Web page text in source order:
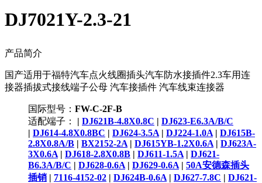
DJ7021Y-2.3-21
产品简介
国产适用于福特汽车点火线圈插头汽车防水接插件2.3车用连
接器插拔式接线端子公母 汽车接插件 汽车线束连接器
国际型号： FW-C-2F-B
适配端子：
| DJ621B-4.8X0.8C | DJ623-E6.3A/B/C
| DJ614-4.8X0.8BC | DJ624-3.5A | DJ224-1.0A | DJ615B-
2.8X0.8A/B | BX2152-2A | DJ615YB-1.2X0.6A | DJ623A-
3X0.6A | DJ618-2.8X0.8B | DJ611-1.5A | DJ621-
B6.3A/B/C | DJ628-0.6A | DJ629-0.6A | 50A安德森插头
插销 | 7116-4152-02 | DJ624B-0.6A | DJ627-7.8C | DJ621-